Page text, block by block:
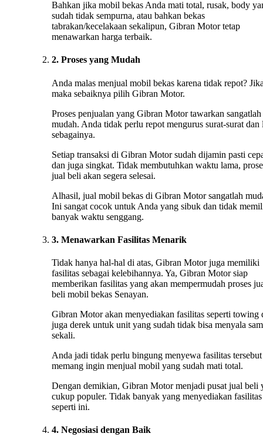
Bahkan jika mobil bekas Anda mati total, rusak, body
sudah tidak sempurna, atau bahkan bekas
tabrakan/kecelakaan sekalipun, Gibran Motor tetap
menawarkan harga terbaik.
2. Proses yang Mudah
Anda malas menjual mobil bekas karena tidak repot?
maka sebaiknya pilih Gibran Motor.
Proses penjualan yang Gibran Motor tawarkan sangatlah
mudah. Anda tidak perlu repot mengurus surat-surat dan
sebagainya.
Setiap transaksi di Gibran Motor sudah dijamin pasti
dan juga singkat. Tidak membutuhkan waktu lama,
jual beli akan segera selesai.
Alhasil, jual mobil bekas di Gibran Motor sangatlah
Ini sangat cocok untuk Anda yang sibuk dan tidak
banyak waktu senggang.
3. Menawarkan Fasilitas Menarik
Tidak hanya hal-hal di atas, Gibran Motor juga memiliki
fasilitas sebagai kelebihannya. Ya, Gibran Motor siap
memberikan fasilitas yang akan mempermudah proses
beli mobil bekas Senayan.
Gibran Motor akan menyediakan fasilitas seperti towing
juga derek untuk unit yang sudah tidak bisa menyala
sekali.
Anda jadi tidak perlu bingung menyewa fasilitas
memang ingin menjual mobil yang sudah mati total.
Dengan demikian, Gibran Motor menjadi pusat jual beli
cukup populer. Tidak banyak yang menyediakan fasilitas
seperti ini.
4. Negosiasi dengan Baik